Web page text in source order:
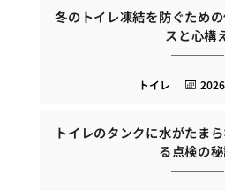
冬のトイレ凍結を防ぐため
スと心構
トイレ
トイレのタンクに水がたま
る点検の